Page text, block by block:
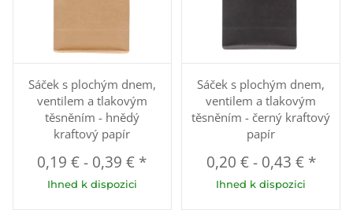
Sáček s plochým dnem,
ventilem a tlakovým
těsněním - hnědý
kraftový papír
0,19 €- 0,39 € *
Ihned k dispozici
Sáček s plochým dnem,
ventilem a tlakovým
těsněním - černý kraftový
papír
0,20 €- 0,43 € *
Ihned k dispozici